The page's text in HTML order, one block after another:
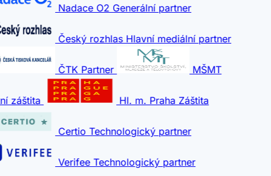
Nadace O2 Generální partner
Český rozhlas Hlavní mediální partner
ČTK Partner MŠMT
záštita Hl. m. Praha Záštita
Certio Technologický partner
Verifee Technologický partner